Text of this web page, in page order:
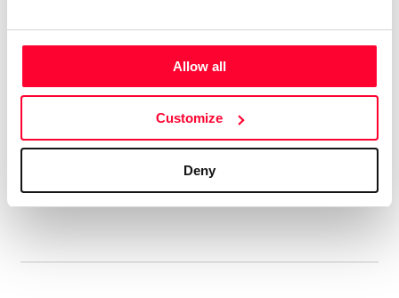
Allow all
Customize
Deny
celta allá por los ochenta. En música tengo un año de piano,
soy muy fan del hard rock de los 70, la música clásica,
sobre todo Beethoven, y la Ópera, en la que me declaro fan
de Wagner y los compositores rusos del Grupo de lis Cinco.
Aún cuando estaba en el grupo ya hacía música electrónica,
así que me viene de lejos. En ese estilo admiro sobre todo a
Vangelis y Kitaro.